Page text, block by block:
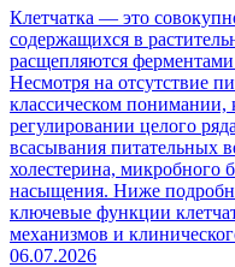
Клетчатка — это
содержащихся в
расщепляются
Несмотря на отсутствие
классическом понимании,
регулировании целого
всасывания питательных
холестерина, микробного
насыщения. Ниже
ключевые функции
механизмов и
06.07.2026